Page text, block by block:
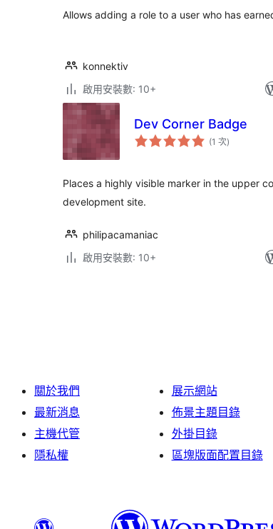
Allows adding a role to a user who has
konnektiv
啟用安裝數: 10+
Dev Corner Badge
(1 次評
分)
Places a highly visible marker in the upper
development site.
philipacamaniac
啟用安裝數: 10+
關於我們
最新消息
主機代管
隱私權
展示網站
佈景主題目錄
外掛目錄
區塊版面配置目錄